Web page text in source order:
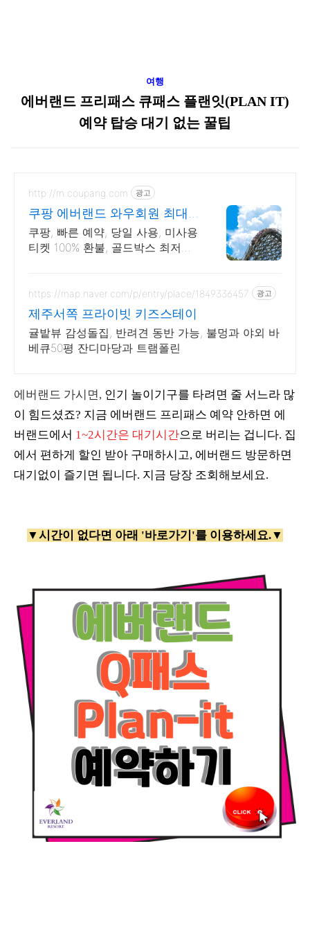
여행
에버랜드 프리패스 큐패스 플랜잇(PLAN IT)
예약 탑승 대기 없는 꿀팁
http://m.coupang.com 광고
쿠팡 에버랜드 와우회원 최대
87% 할인
쿠팡, 빠른 예약, 당일 사용, 미사용
티켓 100% 환불, 골드박스 최저가
행도 이제 쿠팡에서!
https://map.naver.com/p/entry/place/1849336457 광고
제주서쪽 프라이빗 키즈스테이
귤밭뷰 감성돌집, 반려견 동반 가능, 불멍과 야외 바
베큐50평 잔디마당과 트램폴린
에버랜드 가시면, 인기 놀이기구를 타려면 줄 서느라 많
이 힘드셨죠? 지금 에버랜드 프리패스 예약 안하면 에
버랜드에서 1~2시간은 대기시간으로 버리는 겁니다. 집
에서 편하게 할인 받아 구매하시고, 에버랜드 방문하면
대기없이 즐기면 됩니다. 지금 당장 조회해보세요.
▼시간이 없다면 아래 '바로가기'를 이용하세요.▼